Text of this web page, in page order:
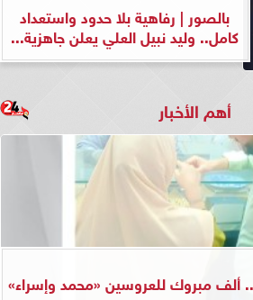
بالصور | رفاهية بلا حدود واستعداد
كامل.. وليد نبيل العلي يعلن جاهزية...
أهم الأخبار
ألف مبروك للعروسين «محمد وإسراء»